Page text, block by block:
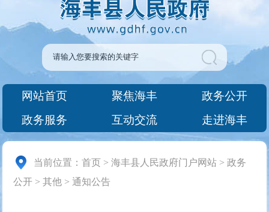
网站首页 聚焦海丰
政务公开
政务服务
互动交流 走进海丰
当前位置：首页 >海丰县人民政府门户网站 >政务
公开 >其他 >通知公告